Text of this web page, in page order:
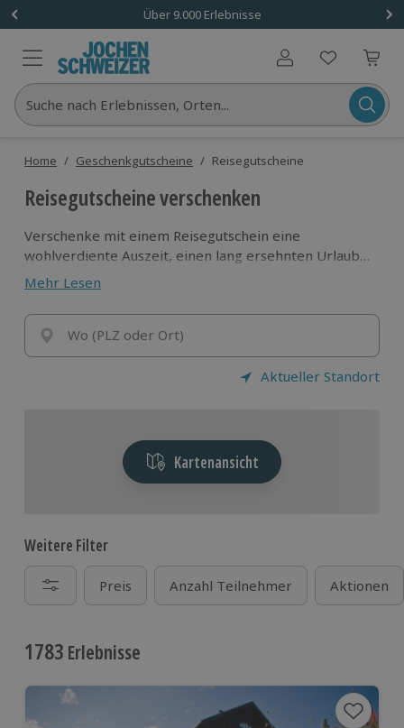
Über 9.000 Erlebnisse
Benutzerkonto
Suche nach Erlebnissen, Orten...
Home / Geschenkgutscheine / Reisegutscheine
Reisegutscheine verschenken
Verschenke mit einem Reisegutschein eine
wohlverdiente Auszeit, einen lang ersehnten Urlaub
oder einfach nur einen spontan ermöglichten
Kurztrip für deine Liebsten! Mit Reisegutscheinen
bleibt der Beschenkte flexibel und hat eine Auswahl
aus unzähligen Reise-Erlebnissen! Finde jetzt das
richtige Angebot für jeden Typ!
Mehr Lesen
Wo (PLZ oder Ort)
Aktueller Standort
Kartenansicht
Weitere Filter
Preis Anzahl Teilnehmer Aktionen
1783 Erlebnisse